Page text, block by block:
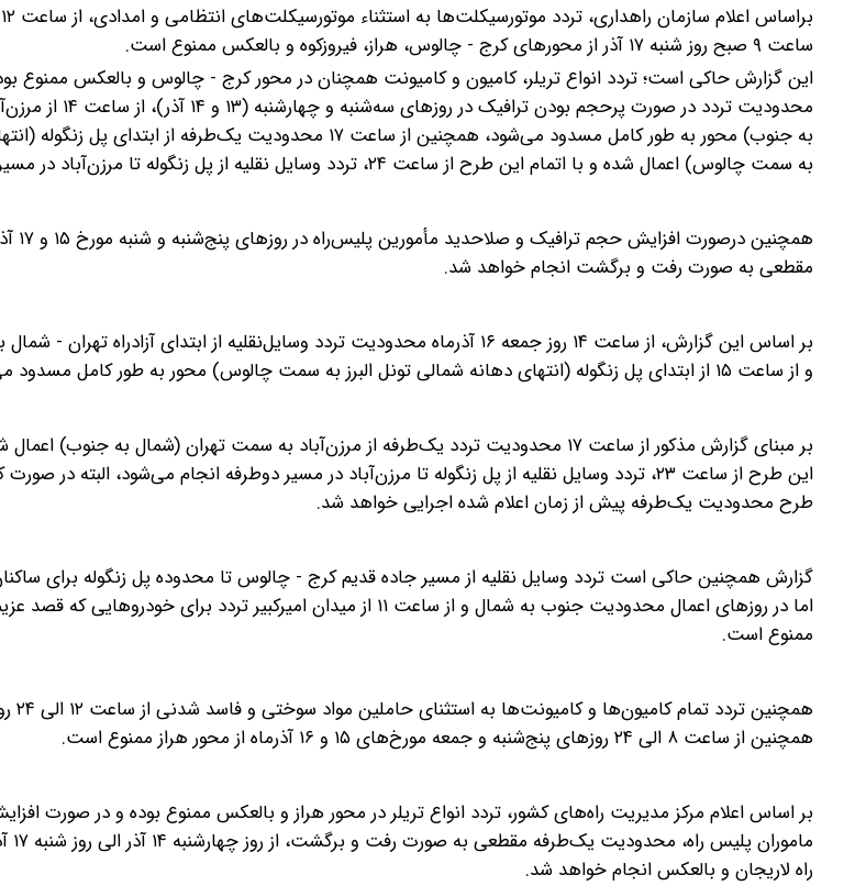
ساعت ۹ صبح روز شنبه ۱۷ آذر از محورهای کرج - چالوس، هراز، فیروزکوه و بالعکس ممنوع است.
این گزارش حاکی است؛ تردد انواع تریلر، کامیون و کامیونت همچنان در محور کرج - چالوس و بالعکس ممنوع
محدودیت تردد در صورت
به جنوب) محور به طور کامل مسدود می‌شود، همچنین از ساعت ۱۷ محدودیت یک‌طرفه از
به سمت چالوس) اعمال شده و با اتمام این طرح از ساعت ۲۴، تردد وسایل نقلیه از پل زنگوله تا مرزن‌آباد در مسیر دوطرفه انجام می‌شود.
مقطعی به صورت رفت و برگشت انجام خواهد شد.
بر اساس این گزارش، از ساعت ۱۴ روز جمعه ۱۶ آذرماه محدودیت تردد وسایل‌نقلیه از ابتدای
و از ساعت ۱۵ از ابتدای پل زنگوله (انتهای دهانه شمالی تونل البرز به سمت چالوس) محور به طور کامل مسدود می‌شود.
بر مبنای گزارش مذکور از ساعت ۱۷ محدودیت تردد یک‌طرفه از مرزن‌آباد به سمت تهران (شمال به
این طرح از ساعت ۲۳، تردد وسایل نقلیه از پل زنگوله تا مرزن‌آباد در مسیر دوطرفه انجام می‌شود، البته
طرح محدودیت یک‌طرفه پیش از زمان اعلام شده اجرایی خواهد شد.
گزارش همچنین حاکی است تردد وسایل نقلیه از مسیر جاده قدیم کرج - چالوس تا محدوده پل زنگوله برای ساکنان
اما در روزهای اعمال محدودیت جنوب به شمال و از ساعت ۱۱ از میدان امیرکبیر تردد برای
ممنوع است.
همچنین از ساعت ۸ الی ۲۴ روزهای پنج‌شنبه و جمعه مورخ‌های ۱۵ و ۱۶ آذرماه از محور هراز ممنوع است.
بر اساس اعلام مرکز مدیریت راه‌های کشور، تردد انواع تریلر در محور هراز و بالعکس ممنوع بوده و در صورت
راه لاریجان و بالعکس انجام خواهد شد.